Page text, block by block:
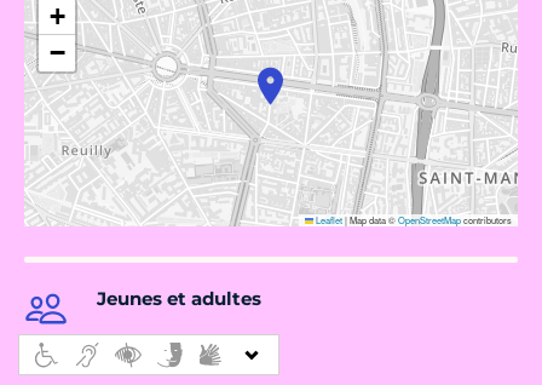
+
−
Leaflet|Map data ©OpenStreetMapcontributors
Jeunes et adultes